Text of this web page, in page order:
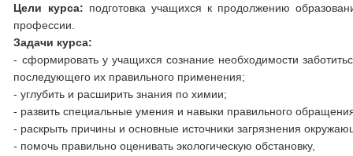
Цели курса: подготовка учащихся к продолжению
профессии.
Задачи курса:
- сформировать у учащихся сознание необходимости
последующего их правильного применения;
- углубить и расширить знания по химии;
- развить специальные умения и навыки правильного
- раскрыть причины и основные источники загрязнения
- помочь правильно оценивать экологическую обстановку,